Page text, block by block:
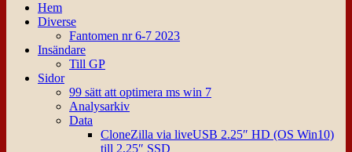
Hem
Diverse
Fantomen nr 6-7 2023
Insändare
Till GP
Sidor
99 sätt att optimera ms win 7
Analysarkiv
Data
CloneZilla via liveUSB 2.25″ HD (OS Win10)
till 2,25″ SSD